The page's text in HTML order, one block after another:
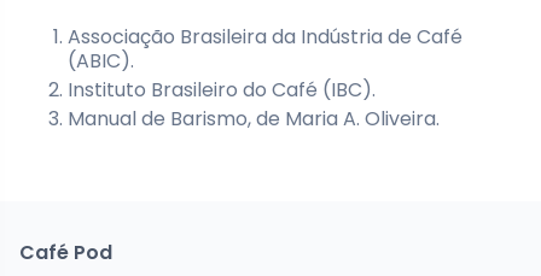
Associação Brasileira da Indústria de Café
(ABIC).
Instituto Brasileiro do Café (IBC).
Manual de Barismo, de Maria A. Oliveira.
Café Pod